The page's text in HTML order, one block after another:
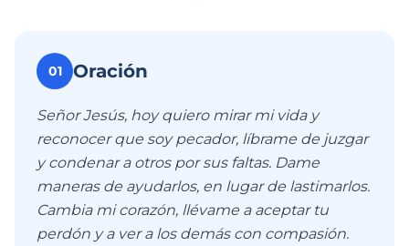
01 Oración
Señor Jesús, hoy quiero mirar mi vida y
reconocer que soy pecador, líbrame de juzgar
y condenar a otros por sus faltas. Dame
maneras de ayudarlos, en lugar de lastimarlos.
Cambia mi corazón, llévame a aceptar tu
perdón y a ver a los demás con compasión.